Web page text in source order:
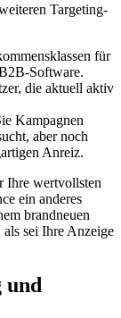
Targeting-
für
Software.
die aktuell aktiv
Kampagnen
aber noch
Anreiz.
Ihre wertvollsten
ein anderes
brandneuen
sei Ihre Anzeige
und